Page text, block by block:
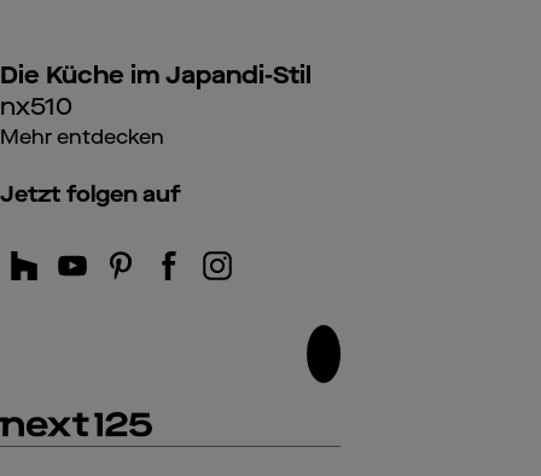
Die Küche im Japandi-Stil
nx510
Mehr entdecken
Jetzt folgen auf